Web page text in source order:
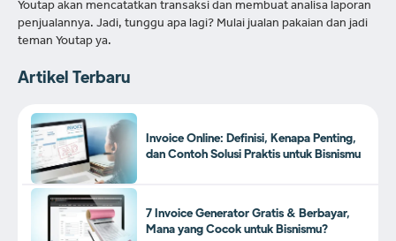
Youtap akan mencatatkan transaksi dan membuat analisa laporan
penjualannya. Jadi, tunggu apa lagi? Mulai jualan pakaian dan jadi
teman Youtap ya.
Artikel Terbaru
Invoice Online: Definisi, Kenapa Penting,
dan Contoh Solusi Praktis untuk Bisnismu
7 Invoice Generator Gratis & Berbayar,
Mana yang Cocok untuk Bisnismu?